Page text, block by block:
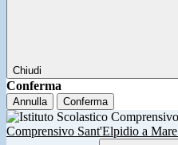
Chiudi
Conferma
Annulla Conferma
Comprensivo Sant'Elpidio a Mare